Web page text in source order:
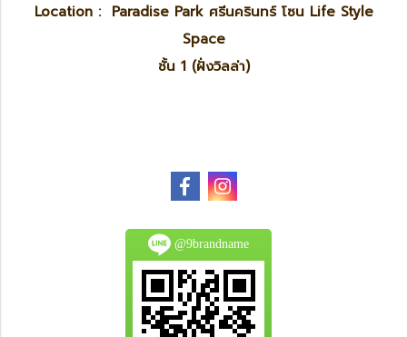
Location : Paradise Park ศรีนครินทร์ โซน Life Style
Space
ชั้น 1 (ฝั่งวิลล่า)
@9brandname